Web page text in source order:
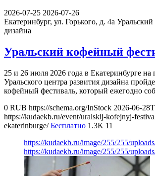
2026-07-25 2026-07-26
Екатеринбург, ул. Горького, д. 4а Уральский
дизайна
Уральский кофейный
25 и 26 июля 2026 года в Екатеринбурге на
Уральского центра развития дизайна
кофейный фестиваль, который ежегодно
0 RUB https://schema.org/InStock 2026-06-
https://kudaekb.ru/event/uralskij-kofejnyj-
ekaterinburge/ Бесплатно 1.3K 11
https://kudaekb.ru/image/255/255/
https://kudaekb.ru/image/255/255/